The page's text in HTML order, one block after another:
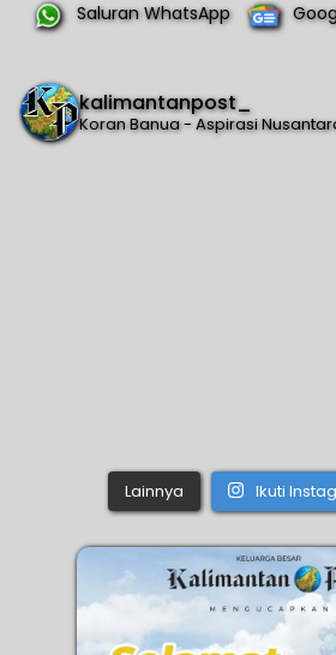
Saluran WhatsApp
kalimantanpost_
Koran Banua - Aspirasi
Lainnya Ikuti